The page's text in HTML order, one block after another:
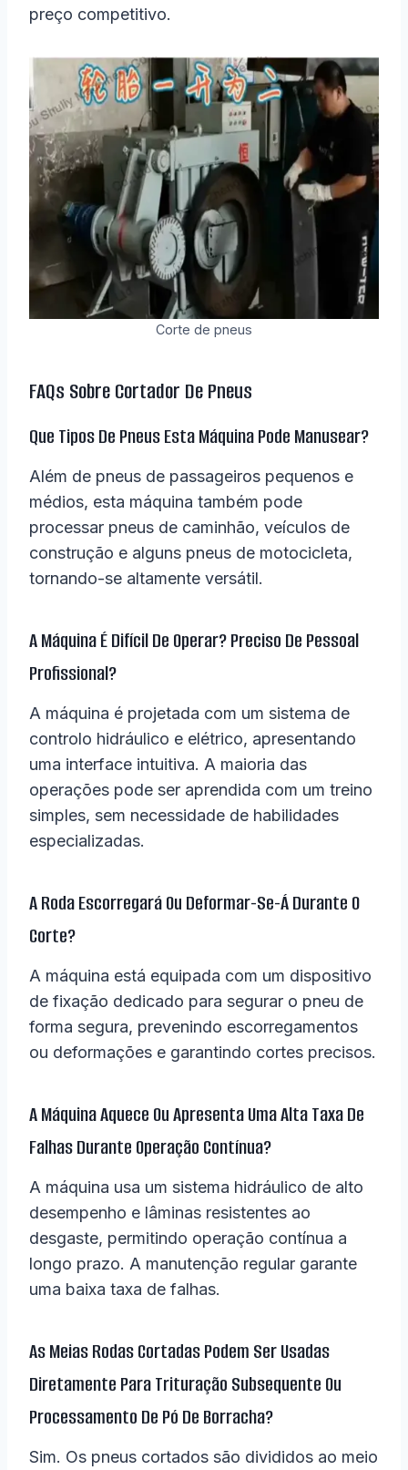
preço competitivo.
Corte de pneus
FAQs Sobre Cortador De Pneus
Que Tipos De Pneus Esta Máquina Pode Manusear?
Além de pneus de passageiros pequenos e
médios, esta máquina também pode
processar pneus de caminhão, veículos de
construção e alguns pneus de motocicleta,
tornando-se altamente versátil.
A Máquina É Difícil De Operar? Preciso De Pessoal
Profissional?
A máquina é projetada com um sistema de
controlo hidráulico e elétrico, apresentando
uma interface intuitiva. A maioria das
operações pode ser aprendida com um treino
simples, sem necessidade de habilidades
especializadas.
A Roda Escorregará Ou Deformar-Se-Á Durante O
Corte?
A máquina está equipada com um dispositivo
de fixação dedicado para segurar o pneu de
forma segura, prevenindo escorregamentos
ou deformações e garantindo cortes precisos.
A Máquina Aquece Ou Apresenta Uma Alta Taxa De
Falhas Durante Operação Contínua?
A máquina usa um sistema hidráulico de alto
desempenho e lâminas resistentes ao
desgaste, permitindo operação contínua a
longo prazo. A manutenção regular garante
uma baixa taxa de falhas.
As Meias Rodas Cortadas Podem Ser Usadas
Diretamente Para Trituração Subsequente Ou
Processamento De Pó De Borracha?
Sim. Os pneus cortados são divididos ao meio